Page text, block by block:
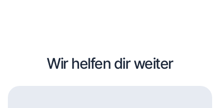
Wir helfen dir weiter